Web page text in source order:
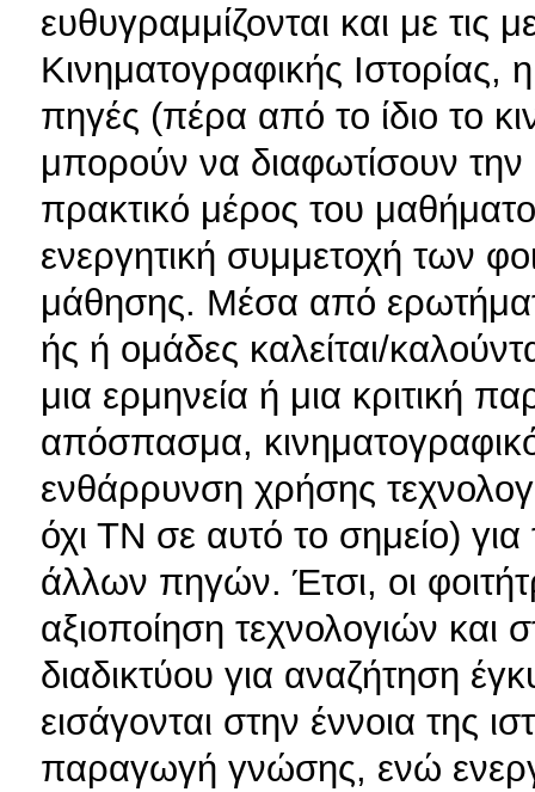
ευθυγραμμίζονται και με τις
Κινηματογραφικής Ιστορίας,
πηγές (πέρα από το ίδιο το
μπορούν να διαφωτίσουν
πρακτικό μέρος του
ενεργητική συμμετοχή των
μάθησης. Μέσα από
ής ή ομάδες καλείται/
μια ερμηνεία ή μια κριτική
απόσπασμα,
ενθάρρυνση χρήσης
όχι ΤΝ σε αυτό το σημείο)
άλλων πηγών. Έτσι, οι
αξιοποίηση τεχνολογιών και
διαδικτύου για αναζήτηση
εισάγονται στην έννοια της
παραγωγή γνώσης, ενώ